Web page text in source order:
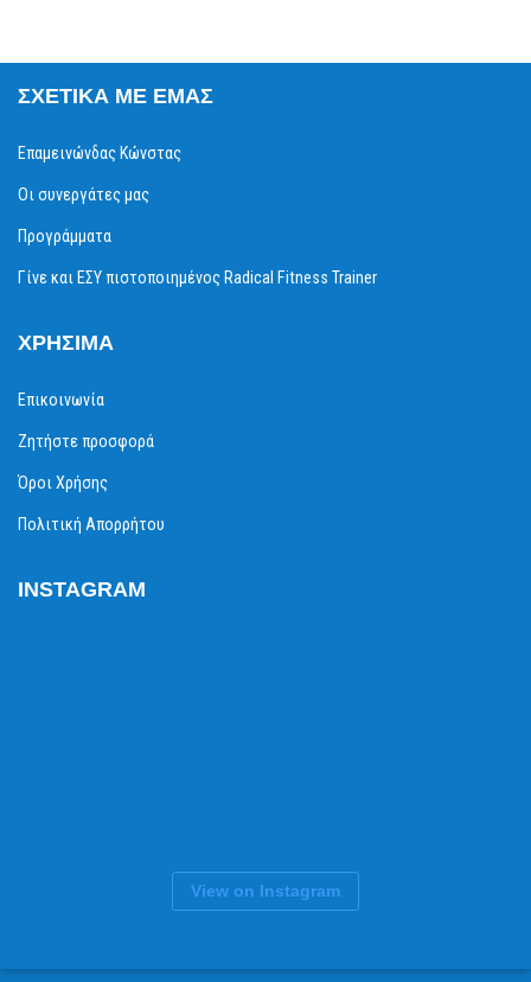
ΣΧΕΤΙΚΆ ΜΕ ΕΜΆΣ
Επαμεινώνδας Κώνστας
Οι συνεργάτες μας
Προγράμματα
Γίνε και ΕΣΥ πιστοποιημένος Radical Fitness Trainer
ΧΡΉΣΙΜΑ
Επικοινωνία
Ζητήστε προσφορά
Όροι Χρήσης
Πολιτική Απορρήτου
INSTAGRAM
View on Instagram